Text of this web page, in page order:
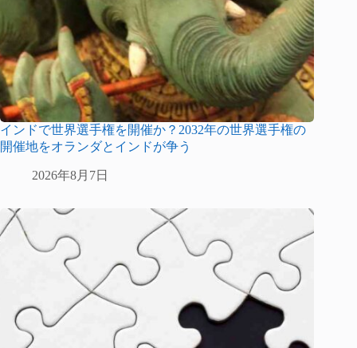
インドで世界選手権を開催か？2032年の世界選手権の
開催地をオランダとインドが争う
2026年8月7日